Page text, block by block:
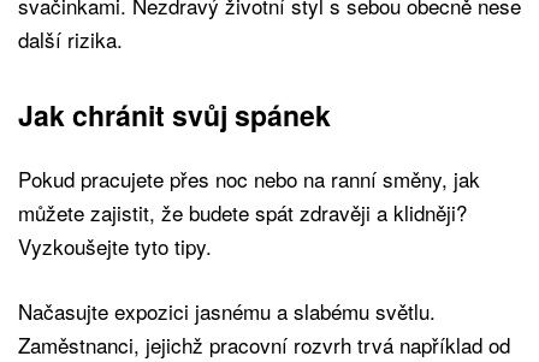
další rizika.
Jak chránit svůj spánek
Pokud pracujete přes noc nebo na ranní směny, jak
můžete zajistit, že budete spát zdravěji a klidněji?
Vyzkoušejte tyto tipy.
Načasujte expozici jasnému a slabému světlu.
Zaměstnanci, jejichž pracovní rozvrh trvá například od